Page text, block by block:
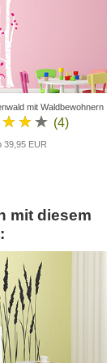
mit Waldbewohnern
(4)
39,95 EUR
mit diesem